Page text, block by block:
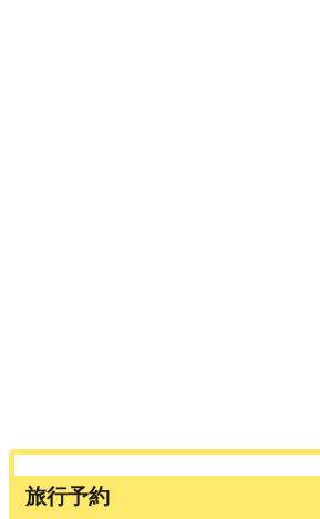
旅行予約